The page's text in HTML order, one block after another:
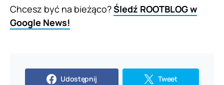
Chcesz być na bieżąco?Śledź ROOTBLOG w
Google News!
Udostępnij Tweet